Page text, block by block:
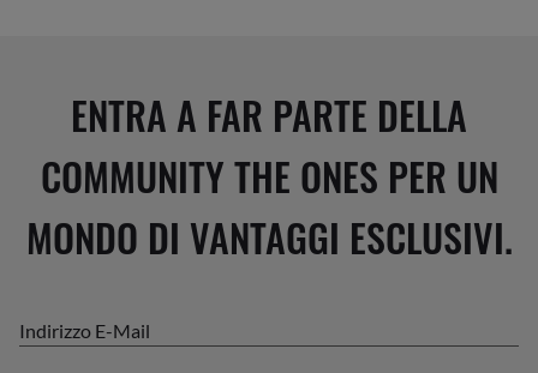
ENTRA A FAR PARTE DELLA
COMMUNITY THE ONES PER UN
MONDO DI VANTAGGI ESCLUSIVI.
Indirizzo E-Mail